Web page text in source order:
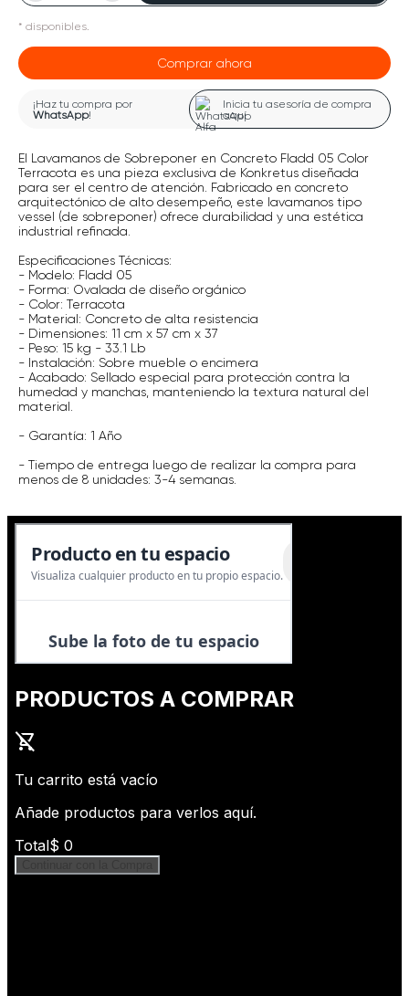
* disponibles.
Comprar ahora
¡Haz tu compra por
WhatsApp!
Inicia tu asesoría de compra
aquí
El Lavamanos de Sobreponer en Concreto Fladd 05 Color
Terracota es una pieza exclusiva de Konkretus diseñada
para ser el centro de atención. Fabricado en concreto
arquitectónico de alto desempeño, este lavamanos tipo
vessel (de sobreponer) ofrece durabilidad y una estética
industrial refinada.
Especificaciones Técnicas:
- Modelo: Fladd 05
- Forma: Ovalada de diseño orgánico
- Color: Terracota
- Material: Concreto de alta resistencia
- Dimensiones: 11 cm x 57 cm x 37
- Peso: 15 kg - 33.1 Lb
- Instalación: Sobre mueble o encimera
- Acabado: Sellado especial para protección contra la
humedad y manchas, manteniendo la textura natural del
material.
- Garantía: 1 Año
- Tiempo de entrega luego de realizar la compra para
menos de 8 unidades: 3-4 semanas.